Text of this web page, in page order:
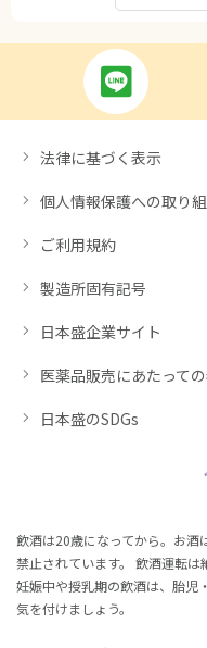
法律に基づく表示
個人情報保護への取り
ご利用規約
製造所固有記号
日本盛企業サイト
医薬品販売にあたって
日本盛のSDGs
飲酒は20歳になってから。お酒
禁止されています。 飲酒運転は
妊娠中や授乳期の飲酒は、胎児
気を付けましょう。